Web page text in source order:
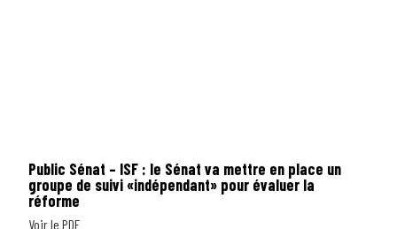
Public Sénat – ISF : le Sénat va mettre en place un
groupe de suivi «indépendant» pour évaluer la
réforme
Voir le PDF